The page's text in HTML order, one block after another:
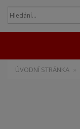
ÚVODNÍ STRÁNKA